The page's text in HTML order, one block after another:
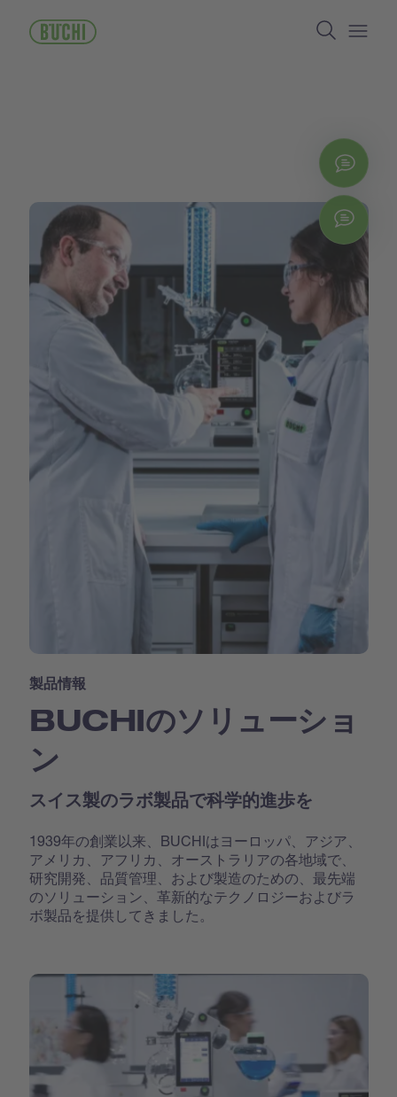
Search
製品情報
BUCHIのソリューショ
ン
スイス製のラボ製品で科学的進歩を
1939年の創業以来、BUCHIはヨーロッパ、アジア、
アメリカ、アフリカ、オーストラリアの各地域で、
研究開発、品質管理、および製造のための、最先端
のソリューション、革新的なテクノロジーおよびラ
ボ製品を提供してきました。